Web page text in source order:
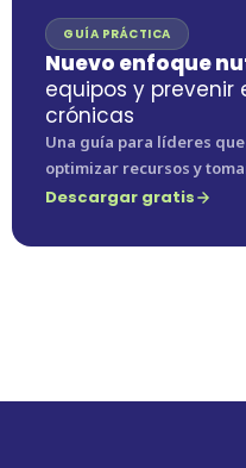
GUÍA PRÁCTICA
Nuevo enfoque
equipos y
crónicas
Una guía para líderes
optimizar recursos y
Descargar gratis